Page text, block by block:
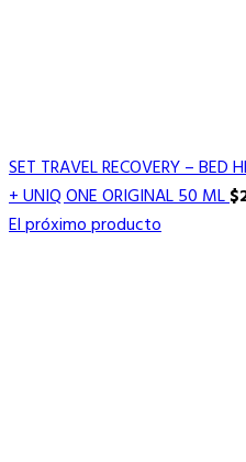
SET TRAVEL RECOVERY – BED
+ UNIQ ONE ORIGINAL 50 ML$
El próximo producto